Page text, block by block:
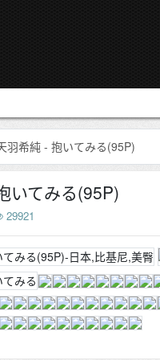
羽希純 - 抱いてみる(95P)
いてみる(95P)
29921